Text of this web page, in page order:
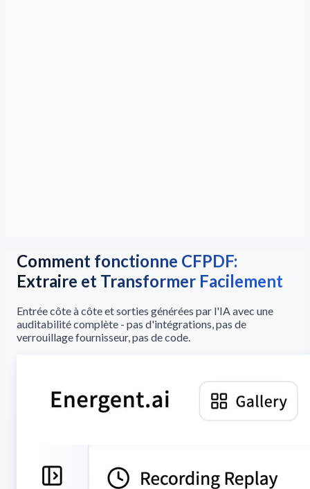
Comment fonctionne CFPDF:
Extraire et Transformer Facilement
Entrée côte à côte et sorties générées par l'IA avec une
auditabilité complète - pas d'intégrations, pas de
verrouillage fournisseur, pas de code.